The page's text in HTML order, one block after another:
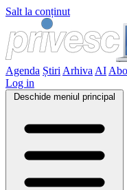
Salt la conținut
Agenda Știri Arhiva AI
Log in
Deschide meniul principal